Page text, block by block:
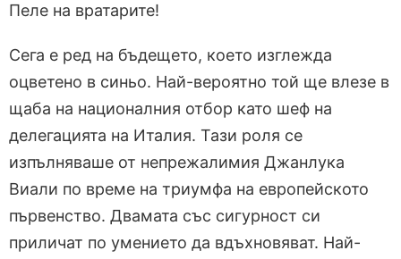
Пеле на вратарите!
Сега е ред на бъдещето, което изглежда
оцветено в синьо. Най-вероятно той ще влезе в
щаба на националния отбор като шеф на
делегацията на Италия. Тази роля се
изпълняваше от непрежалимия Джанлука
Виали по време на триумфа на европейското
първенство. Двамата със сигурност си
приличат по умението да вдъхновяват. Най-